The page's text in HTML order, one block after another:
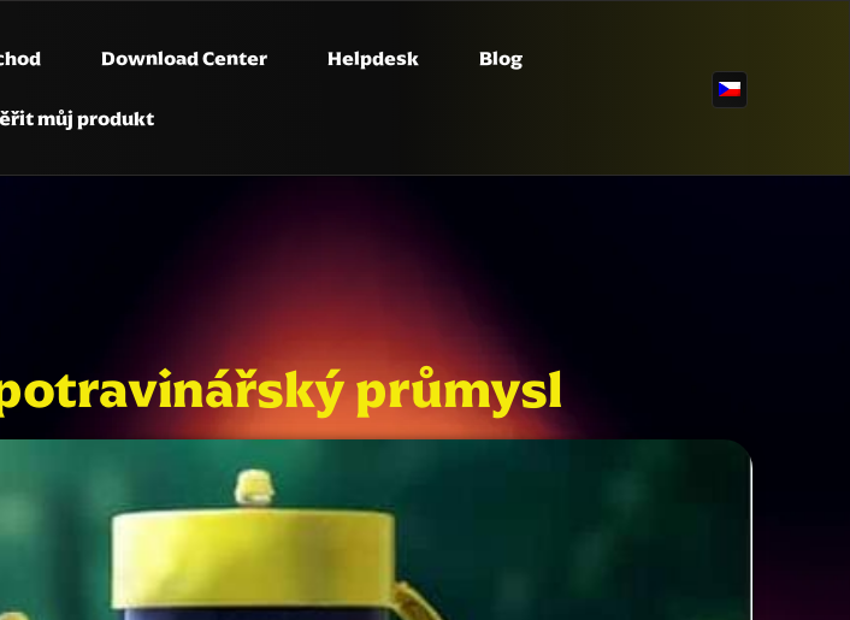
Download Center Helpdesk Blog
můj produkt
průmysl